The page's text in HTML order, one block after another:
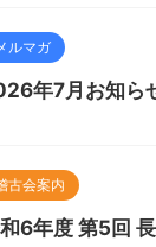
ルマガ
年7月お知
古会案内
6年度 第5回